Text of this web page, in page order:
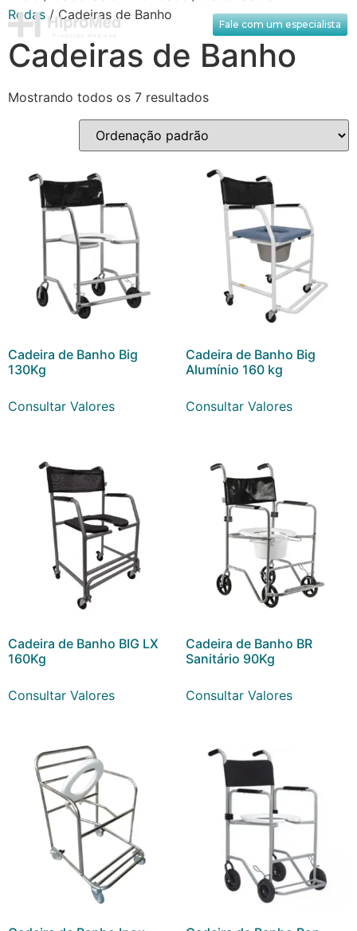
Fale com um especialista
Rodas / Cadeiras de Banho
Cadeiras de Banho
Mostrando todos os 7 resultados
Cadeira de Banho Big
130Kg
Consultar Valores
Cadeira de Banho Big
Alumínio 160 kg
Consultar Valores
Cadeira de Banho BIG LX
160Kg
Consultar Valores
Cadeira de Banho BR
Sanitário 90Kg
Consultar Valores